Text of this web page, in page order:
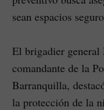
sean espacios
El brigadier general
comandante de la
Barranquilla,
la protección de la